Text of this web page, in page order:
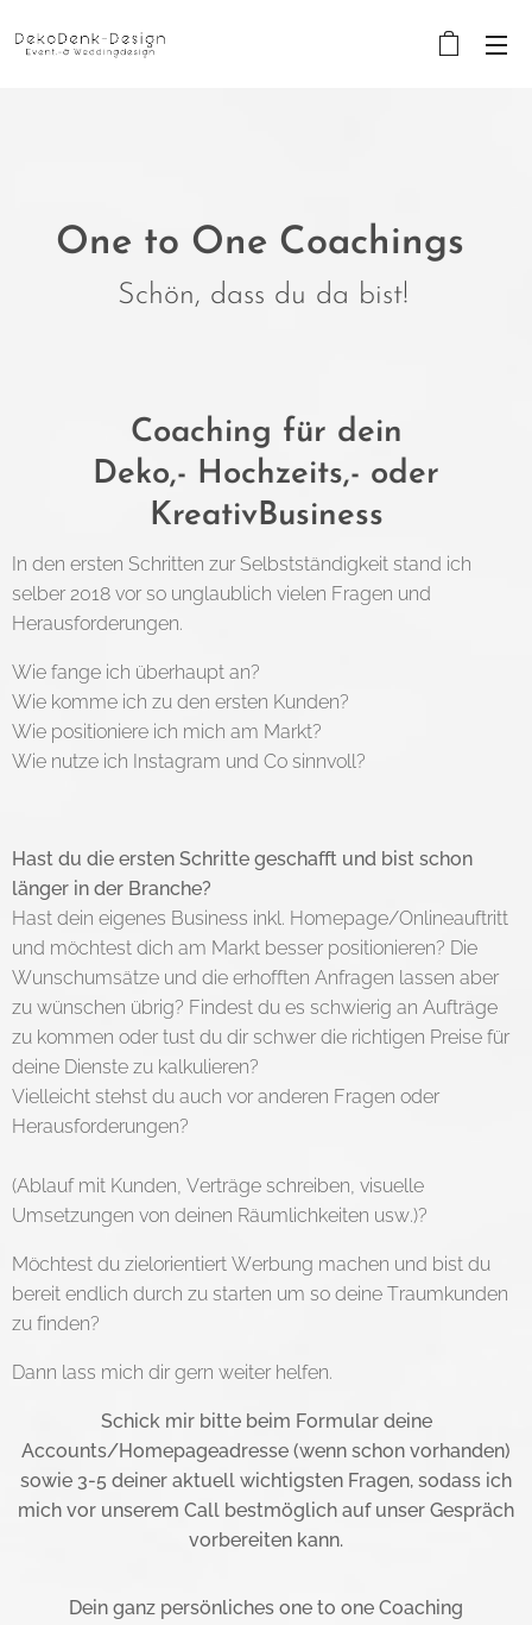
One to One Coachings
Schön, dass du da bist!
Coaching für dein
Deko,- Hochzeits,- oder
KreativBusiness
In den ersten Schritten zur Selbstständigkeit stand ich
selber 2018 vor so unglaublich vielen Fragen und
Herausforderungen.
Wie fange ich überhaupt an?
Wie komme ich zu den ersten Kunden?
Wie positioniere ich mich am Markt?
Wie nutze ich Instagram und Co sinnvoll?
Hast du die ersten Schritte geschafft und bist schon
länger in der Branche?
Hast dein eigenes Business inkl. Homepage/Onlineauftritt
und möchtest dich am Markt besser positionieren? Die
Wunschumsätze und die erhofften Anfragen lassen aber
zu wünschen übrig? Findest du es schwierig an Aufträge
zu kommen oder tust du dir schwer die richtigen Preise für
deine Dienste zu kalkulieren?
Vielleicht stehst du auch vor anderen Fragen oder
Herausforderungen?
(Ablauf mit Kunden, Verträge schreiben, visuelle
Umsetzungen von deinen Räumlichkeiten usw.)?
Möchtest du zielorientiert Werbung machen und bist du
bereit endlich durch zu starten um so deine Traumkunden
zu finden?
Dann lass mich dir gern weiter helfen.
Schick mir bitte beim Formular deine
Accounts/Homepageadresse (wenn schon vorhanden)
sowie 3-5 deiner aktuell wichtigsten Fragen, sodass ich
mich vor unserem Call bestmöglich auf unser Gespräch
vorbereiten kann.
Dein ganz persönliches one to one Coaching